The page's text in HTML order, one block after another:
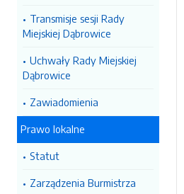
Transmisje sesji Rady
Miejskiej Dąbrowice
Uchwały Rady Miejskiej
Dąbrowice
Zawiadomienia
Prawo lokalne
Statut
Zarządzenia Burmistrza